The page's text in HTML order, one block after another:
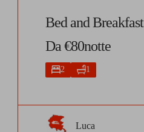
Bed and Breakfast
Da €80notte
2 1
Luca